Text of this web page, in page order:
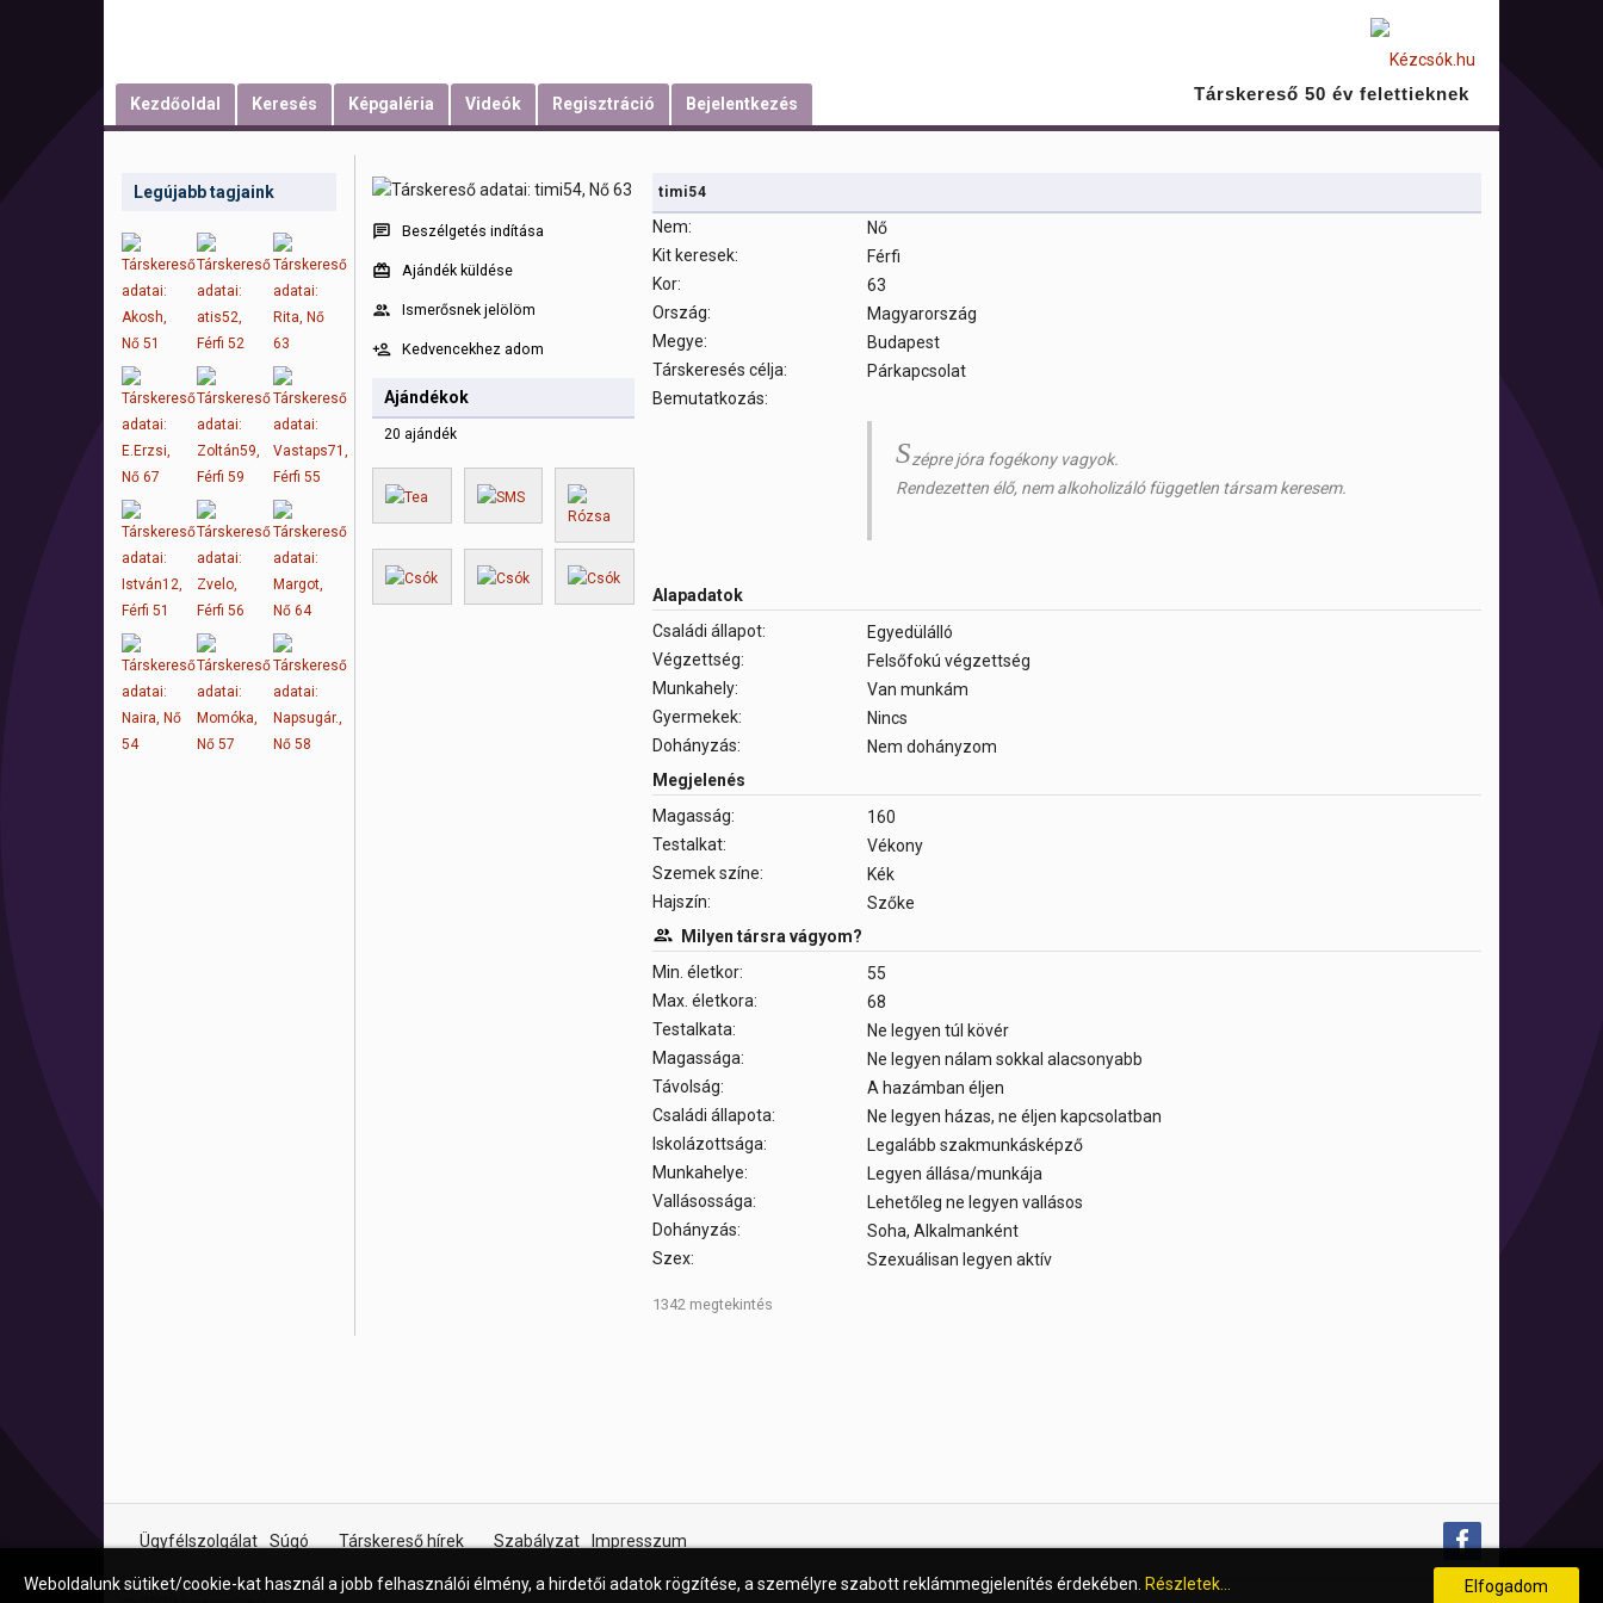
Kezdőoldal Keresés Képgaléria Videók Regisztráció Bejelentkezés Társkereső 50 év felettieknek
Legújabb tagjaink
Beszélgetés indítása
Ajándék küldése
Ismerősnek jelölöm
Kedvencekhez adom
Ajándékok
20 ajándék
timi54
Nem:
Nő
Kit keresek:
Férfi
Kor:
63
Ország:
Magyarország
Megye:
Budapest
Társkeresés célja:
Párkapcsolat
Bemutatkozás:
Szépre jóra fogékony vagyok.
Rendezetten élő, nem alkoholizáló független társam keresem.
Alapadatok
Családi állapot:
Egyedülálló
Végzettség:
Felsőfokú végzettség
Munkahely:
Van munkám
Gyermekek:
Nincs
Dohányzás:
Nem dohányzom
Megjelenés
Magasság:
160
Testalkat:
Vékony
Szemek színe:
Kék
Hajszín:
Szőke
Milyen társra vágyom?
Min. életkor:
55
Max. életkora:
68
Testalkata:
Ne legyen túl kövér
Magassága:
Ne legyen nálam sokkal alacsonyabb
Távolság:
A hazámban éljen
Családi állapota:
Ne legyen házas, ne éljen kapcsolatban
Iskolázottsága:
Legalább szakmunkásképző
Munkahelye:
Legyen állása/munkája
Vallásossága:
Lehetőleg ne legyen vallásos
Dohányzás:
Soha, Alkalmanként
Szex:
Szexuálisan legyen aktív
1342 megtekintés
Ügyfélszolgálat Súgó Társkereső hírek Szabályzat Impresszum
Weboldalunk sütiket/cookie-kat használ a jobb felhasználói élmény, a hirdetői adatok rögzítése, a személyre szabott reklámmegjelenítés érdekében. Részletek... Elfogadom